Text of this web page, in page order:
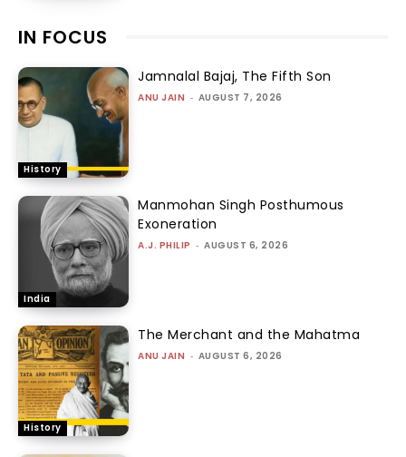
IN FOCUS
History
Jamnalal Bajaj, The Fifth Son
ANU JAIN - AUGUST 7, 2026
India
Manmohan Singh Posthumous
Exoneration
A.J. PHILIP - AUGUST 6, 2026
History
The Merchant and the Mahatma
ANU JAIN - AUGUST 6, 2026